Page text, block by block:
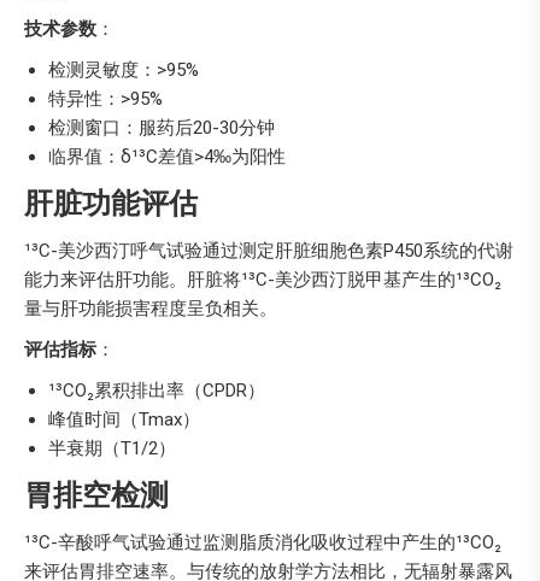
技术参数 ：
检测灵敏度：>95%
特异性：>95%
检测窗口：服药后20-30分钟
临界值：δ¹³C差值>4‰为阳性
肝脏功能评估
¹³C-美沙西汀呼气试验通过测定肝脏细胞色素P450系统的代谢
能力来评估肝功能。肝脏将¹³C-美沙西汀脱甲基产生的¹³CO₂
量与肝功能损害程度呈负相关。
评估指标 ：
¹³CO₂累积排出率（CPDR）
峰值时间（Tmax）
半衰期（T1/2）
胃排空检测
¹³C-辛酸呼气试验通过监测脂质消化吸收过程中产生的¹³CO₂
来评估胃排空速率。与传统的放射学方法相比，无辐射暴露风